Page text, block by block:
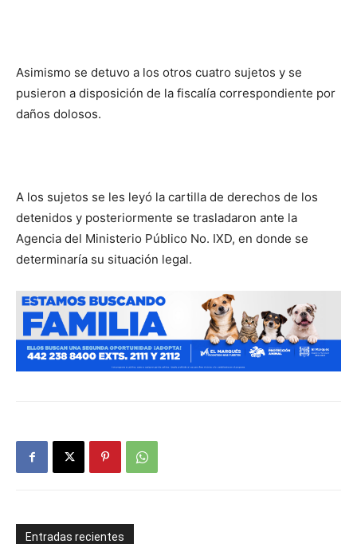
Asimismo se detuvo a los otros cuatro sujetos y se
pusieron a disposición de la fiscalía correspondiente por
daños dolosos.
A los sujetos se les leyó la cartilla de derechos de los
detenidos y posteriormente se trasladaron ante la
Agencia del Ministerio Público No. IXD, en donde se
determinaría su situación legal.
Entradas recientes